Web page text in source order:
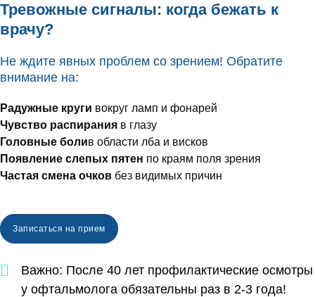
Тревожные сигналы: когда бежать к
врачу?
Не ждите явных проблем со зрением! Обратите
внимание на:
Радужные круги вокруг ламп и фонарей
Чувство распирания в глазу
Головные болив области лба и висков
Появление слепых пятен по краям поля зрения
Частая смена очков без видимых причин
Записаться на прием
Важно: После 40 лет профилактические осмотры
у офтальмолога обязательны раз в 2-3 года!